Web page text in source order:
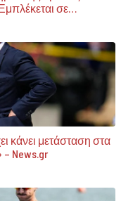
σε
–
κάνει μετάσταση στα
News.gr